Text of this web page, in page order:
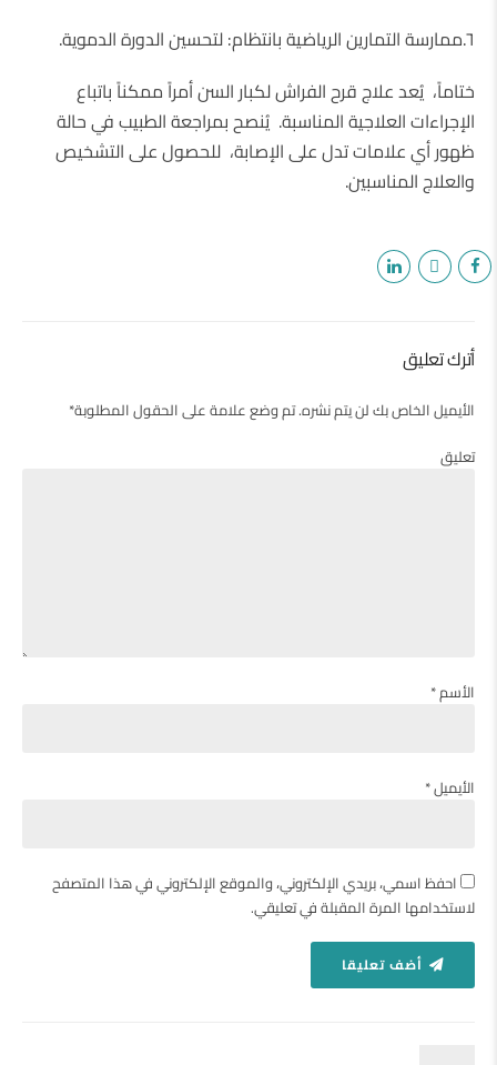
٦.ممارسة التمارين الرياضية بانتظام: لتحسين الدورة الدموية.
ختاماً، يُعد علاج قرح الفراش لكبار السن أمراً ممكناً باتباع
الإجراءات العلاجية المناسبة. يُنصح بمراجعة الطبيب في حالة
ظهور أي علامات تدل على الإصابة، للحصول على التشخيص
والعلاج المناسبين.
أترك تعليق
الأيميل الخاص بك لن يتم نشره. تم وضع علامة على الحقول المطلوبة*
تعليق
الأسم *
الأيميل *
احفظ اسمي، بريدي الإلكتروني، والموقع الإلكتروني في هذا المتصفح
لاستخدامها المرة المقبلة في تعليقي.
أضف تعليقا